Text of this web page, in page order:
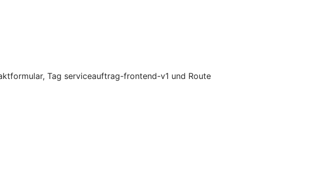
Tag serviceauftrag-frontend-v1 und Route